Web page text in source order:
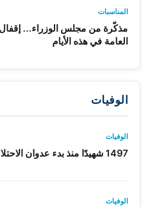
المناسبات
مذكّرة من مجلس الوزراء...
العامة في هذه الأيام
الوفيات
الوفيات
1497 شهيدًا منذ بدء عدوان الاحتلال على لبنان
الوفيات